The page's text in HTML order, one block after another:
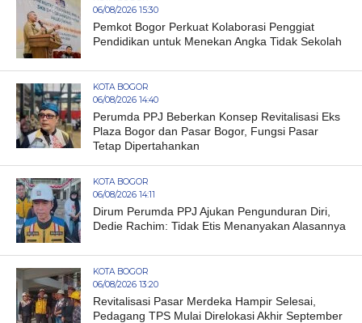
06/08/2026 15:30
Pemkot Bogor Perkuat Kolaborasi Penggiat
Pendidikan untuk Menekan Angka Tidak Sekolah
KOTA BOGOR
06/08/2026 14:40
Perumda PPJ Beberkan Konsep Revitalisasi Eks
Plaza Bogor dan Pasar Bogor, Fungsi Pasar
Tetap Dipertahankan
KOTA BOGOR
06/08/2026 14:11
Dirum Perumda PPJ Ajukan Pengunduran Diri,
Dedie Rachim: Tidak Etis Menanyakan Alasannya
KOTA BOGOR
06/08/2026 13:20
Revitalisasi Pasar Merdeka Hampir Selesai,
Pedagang TPS Mulai Direlokasi Akhir September